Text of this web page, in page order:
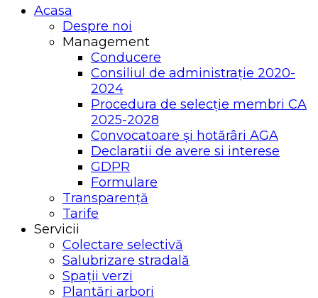
Acasa
Despre noi
Management
Conducere
Consiliul de administrație 2020-
2024
Procedura de selecție membri CA
2025-2028
Convocatoare și hotărâri AGA
Declaratii de avere si interese
GDPR
Formulare
Transparență
Tarife
Servicii
Colectare selectivă
Salubrizare stradală
Spații verzi
Plantări arbori